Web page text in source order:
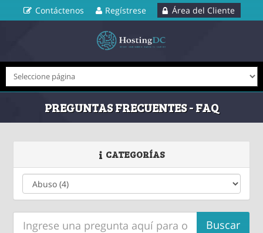
Contáctenos Regístrese Área del Cliente
PREGUNTAS FRECUENTES - FAQ
CATEGORÍAS